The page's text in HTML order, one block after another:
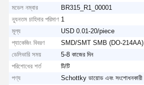
মডেল নম্বার
BR315_R1_00001
ন্যূনতম চাহিদার পরিমাণ 1
মূল্য
USD 0.01-20/piece
প্যাকেজিং বিবরণ
SMD/SMT SMB (DO-214AA)
ডেলিভারি সময়
5-8 কাজের দিন
পরিশোধের শর্ত
টি/টি
পণ্য
Schottky ডায়োড এবং সংশোধনকারী